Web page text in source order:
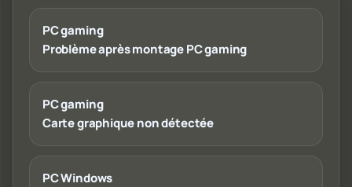
PC gaming
Problème après montage PC gaming
PC gaming
Carte graphique non détectée
PC Windows